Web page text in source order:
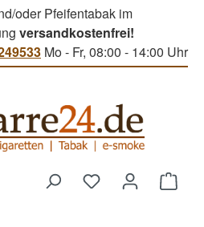
oder Pfeifentabak im
versandkostenfrei!
Mo - Fr, 08:00 - 14:00 Uhr
Du hast 0